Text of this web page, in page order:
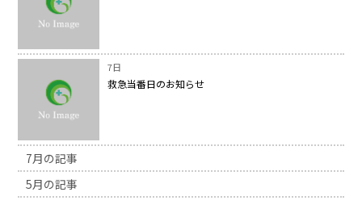
7日
救急当番日のお知らせ
7月の記事
5月の記事